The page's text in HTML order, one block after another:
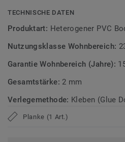
Zirkulär gedacht
recycelbar. Zudem ist der
weist sehr niedrige VOC-
anerkannten Standards.
TECHNISCHE DATEN
Produktart: Heterogener PVC
Nutzungsklasse Wohnbereich:
Garantie Wohnbereich (Jahre):
Gesamtstärke: 2 mm
Verlegemethode: Kleben (Glue
Planke (1 Art.)